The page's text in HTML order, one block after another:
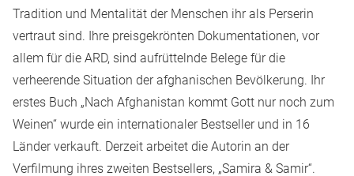
Tradition und Mentalität der Menschen ihr als Perserin
vertraut sind. Ihre preisgekrönten Dokumentationen, vor
allem für die ARD, sind aufrüttelnde Belege für die
verheerende Situation der afghanischen Bevölkerung. Ihr
erstes Buch „Nach Afghanistan kommt Gott nur noch zum
Weinen“ wurde ein internationaler Bestseller und in 16
Länder verkauft. Derzeit arbeitet die Autorin an der
Verfilmung ihres zweiten Bestsellers, „Samira & Samir“.